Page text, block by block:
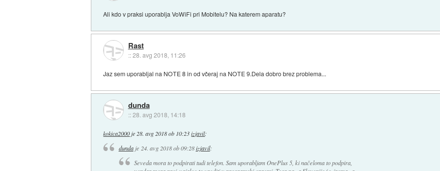
Ali kdo v praksi uporablja VoWiFi pri Mobitelu? Na katerem aparatu?
Rast
::28. avg 2018, 11:26
Jaz sem uporabljal na NOTE 8 in od včeraj na NOTE 9.Dela dobro brez problema...
dunda
::28. avg 2018, 14:18
kokica2000 je 28. avg 2018 ob 10:23 izjavil:
dundaje 24. avg 2018 ob 09:28 izjavil:
Seveda mora to podpirati tudi telefon. Sam uporabljam OnePlus 5, ki načeloma to podpira,